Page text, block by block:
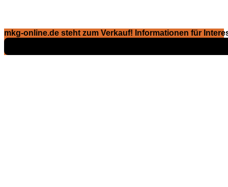
mkg-online.de steht zum Verkauf! Informationen für